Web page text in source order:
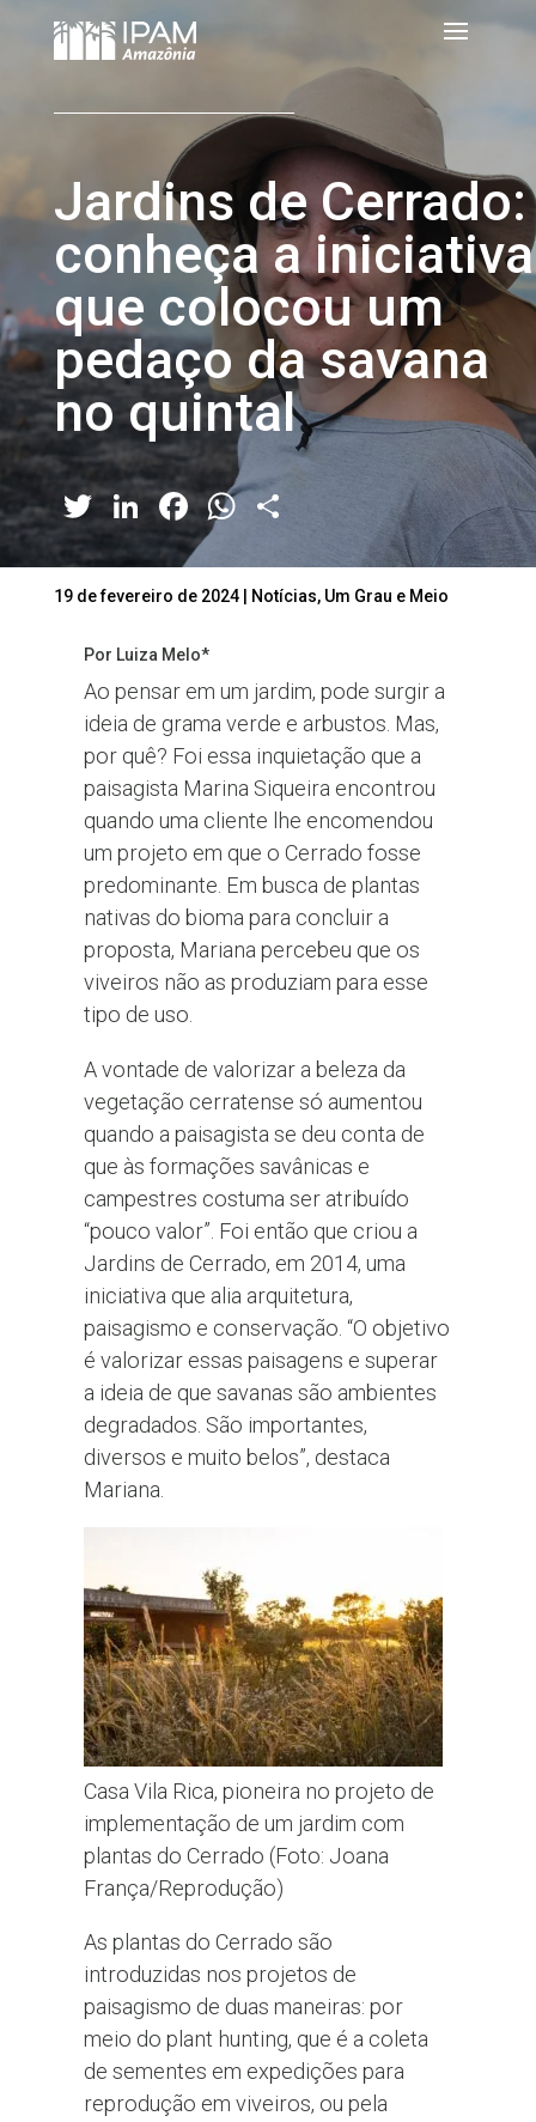
Jardins de Cerrado:
conheça a iniciativa
que colocou um
pedaço da savana
no quintal
Twitter
LinkedIn
Facebook
WhatsApp
19 de fevereiro de 2024| Notícias, Um Grau e Meio
Por Luiza Melo*
Ao pensar em um jardim, pode surgir a
ideia de grama verde e arbustos. Mas,
por quê? Foi essa inquietação que a
paisagista Marina Siqueira encontrou
quando uma cliente lhe encomendou
um projeto em que o Cerrado fosse
predominante. Em busca de plantas
nativas do bioma para concluir a
proposta, Mariana percebeu que os
viveiros não as produziam para esse
tipo de uso.
A vontade de valorizar a beleza da
vegetação cerratense só aumentou
quando a paisagista se deu conta de
que às formações savânicas e
campestres costuma ser atribuído
“pouco valor”. Foi então que criou a
Jardins de Cerrado, em 2014, uma
iniciativa que alia arquitetura,
paisagismo e conservação. “O objetivo
é valorizar essas paisagens e superar
a ideia de que savanas são ambientes
degradados. São importantes,
diversos e muito belos”, destaca
Mariana.
Casa Vila Rica, pioneira no projeto de
implementação de um jardim com
plantas do Cerrado (Foto: Joana
França/Reprodução)
As plantas do Cerrado são
introduzidas nos projetos de
paisagismo de duas maneiras: por
meio do plant hunting, que é a coleta
de sementes em expedições para
reprodução em viveiros, ou pela